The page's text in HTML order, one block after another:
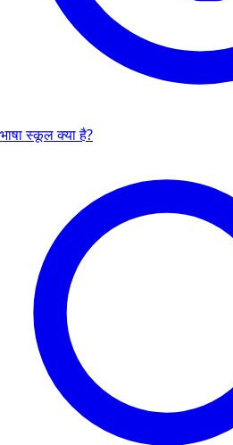
भाषा स्कूल क्या है?